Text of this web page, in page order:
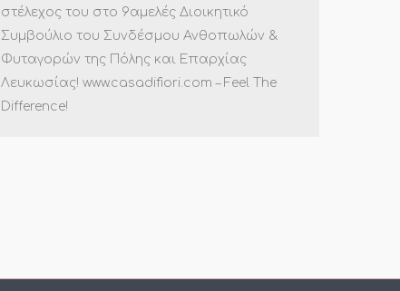
στέλεχος του στο 9αμελές Διοικητικό
Συμβούλιο του Συνδέσμου Ανθοπωλών &
Φυταγορών της Πόλης και Επαρχίας
Λευκωσίας! www.casadifiori.com – Feel The
Difference!